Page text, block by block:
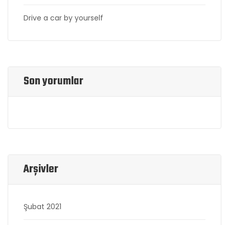
Drive a car by yourself
Son yorumlar
Arşivler
Şubat 2021